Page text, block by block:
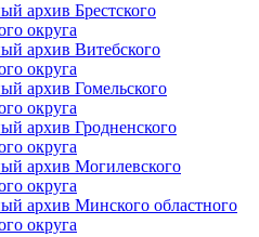
архив Брестского
округа
архив Витебского
округа
архив Гомельского
округа
архив Гродненского
округа
архив Могилевского
округа
архив Минского областного
округа